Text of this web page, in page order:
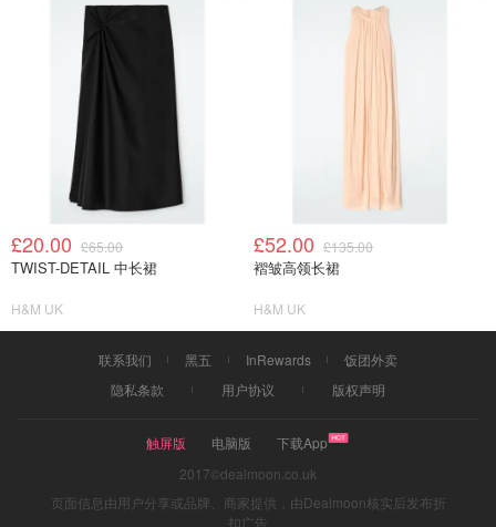
£20.00 £65.00
TWIST-DETAIL 中长裙
H&M UK
£52.00 £135.00
褶皱高领长裙
H&M UK
联系我们 黑五 InRewards
饭团外卖
隐私条款
用户协议 版权声明
触屏版 电脑版
下载App
2017©dealmoon.co.uk
页面信息由用户分享或品牌、商家提供，由Dealmoon核实后发布折
扣广告